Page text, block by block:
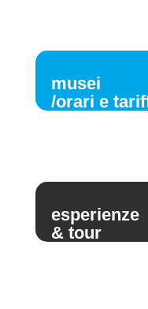
musei
/orari e
esperienze
& tour